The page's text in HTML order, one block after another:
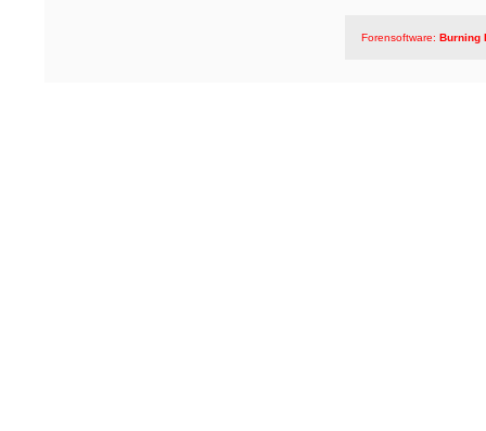
Forensoftware: Burning